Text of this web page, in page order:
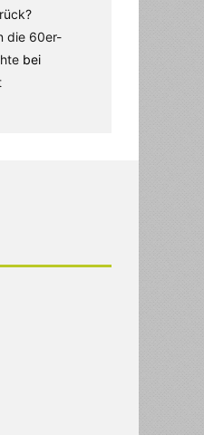
die 60er-
bei